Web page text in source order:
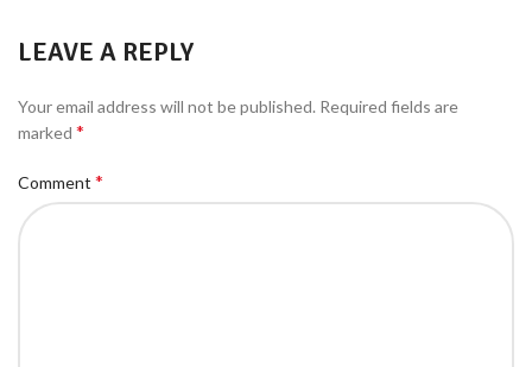
LEAVE A REPLY
Your email address will not be published. Required fields are
marked *
Comment *